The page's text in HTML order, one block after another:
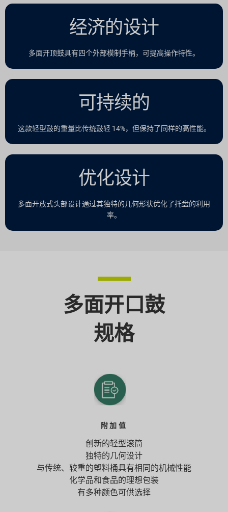
经济的设计
多面开顶鼓具有四个外部模制手柄，可提高操作特性。
可持续的
这款轻型鼓的重量比传统鼓轻 14%，但保持了同样的高性能。
优化设计
多面开放式头部设计通过其独特的几何形状优化了托盘的利用
率。
多面开口鼓
规格
附加值
创新的轻型滚筒
独特的几何设计
与传统、较重的塑料桶具有相同的机械性能
化学品和食品的理想包装
有多种颜色可供选择